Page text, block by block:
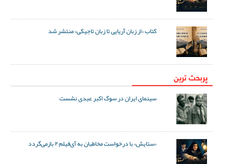
کتاب «از زبان آریایی تا زبان تاجیکی» منتشر شد
پربحث ترین
سینمای ایران در سوگ اکبر عبدی نشست
«ستایش» با درخواست مخاطبان به آی‌فیلم ۲ بازمی‌گردد